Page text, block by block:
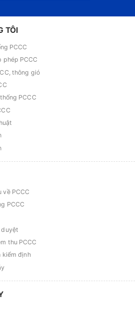
TÔI
PCCC
phép PCCC
thông gió
PCCC
về PCCC
PCCC
duyệt
thu PCCC
kiểm định